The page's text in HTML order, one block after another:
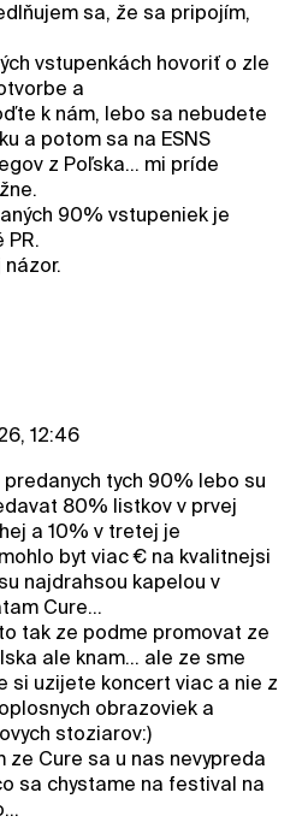
sa, že sa pripojím,
vstupenkách hovoriť o zle
a
k nám, lebo sa nebudete
a potom sa na ESNS
z Poľska... mi príde
90% vstupeniek je
PR.
12:46
tych 90% lebo su
80% listkov v prvej
a 10% v tretej je
byt viac € na kvalitnejsi
najdrahsou kapelou v
Cure...
tak ze podme promovat ze
ale knam... ale ze sme
si uzijete koncert viac a nie z
obrazoviek a
stoziarov:)
ze Cure sa u nas nevypreda
sa chystame na festival na